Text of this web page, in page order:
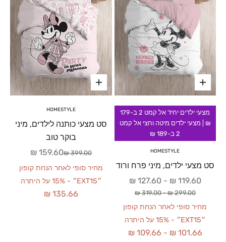
מצעי ילדים יחיד אל קמט 2 ב-179
₪ | מצעי ילדים מיטה וחצי אל קמט
2 ב-189 ₪
HOMESTYLE
סט מצעי ילדים, מיני פרח ורוד
מחיר מבצע
119.60 ₪
-
127.60 ₪
מחיר רגיל
299.00 ₪
-
319.00 ₪
מחיר סופי לאחר הנחת קופון
״EXT15״ - 15% על היתרה
101.66 ₪
-
109.66 ₪
HOMESTYLE
סט מצעי כותנה לילדים, מיני
בוקר טוב
מחיר מבצע
159.60 ₪ מחיר רגיל
399.00 ₪
מחיר סופי לאחר הנחת קופון
״EXT15״ - 15% על היתרה
135.66 ₪